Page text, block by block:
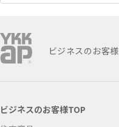
ビジネスのお客様
ビジネスのお客様TOP